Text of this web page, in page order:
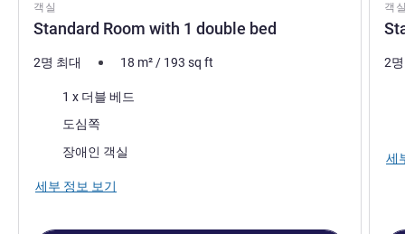
객실
Standard Room with 1 double bed
2명 최대 18 m²/ 193 sq ft
1 x 더블 베드
도심쪽
장애인 객실
세부 정보 보기
객
2
세